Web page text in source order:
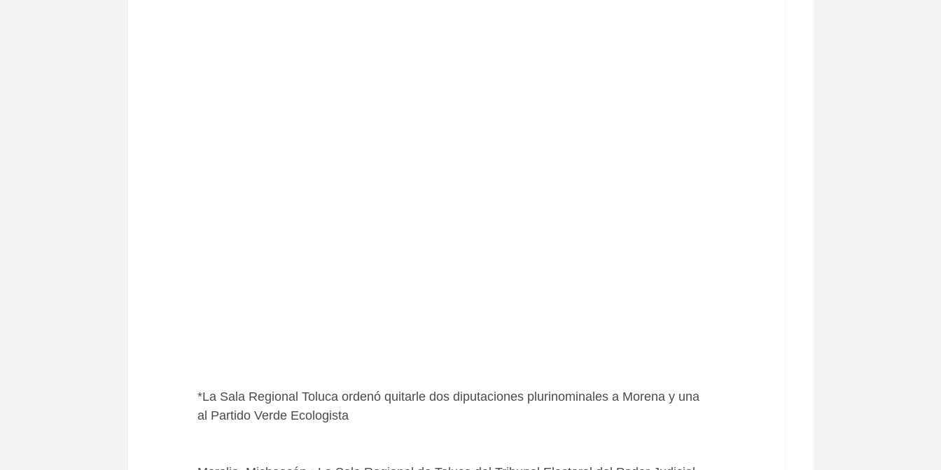
*La Sala Regional Toluca ordenó quitarle dos diputaciones plurinominales a Morena y una
al Partido Verde Ecologista